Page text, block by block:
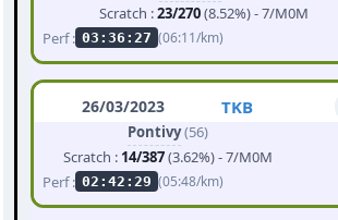
Scratch :23/270(8.52%) - 7/M0M
Perf : 03:36:27 (06:11/km)
26/03/2023 TKB
Pontivy(56)
Scratch : 14/387(3.62%) - 7/M0M
Perf : 02:42:29 (05:48/km)